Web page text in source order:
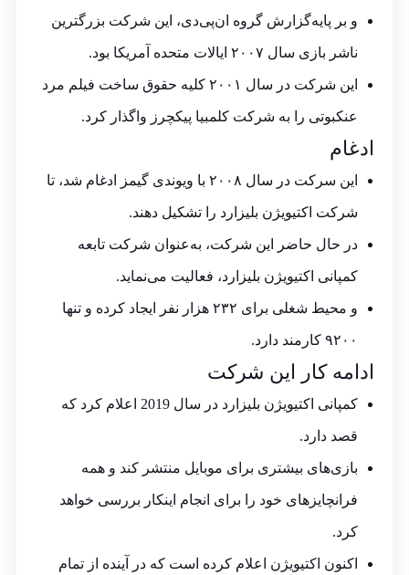
و بر پایه‌گزارش گروه ان‌پی‌دی، این شرکت بزرگترین
ناشر بازی سال ۲۰۰۷ ایالات متحده آمریکا بود.
این شرکت در سال ۲۰۰۱ کلیه حقوق ساخت فیلم مرد
عنکبوتی را به شرکت کلمبیا پیکچرز واگذار کرد.
ادغام
این سرکت در سال ۲۰۰۸ با ویوندی گیمز ادغام شد، تا
شرکت اکتیویژن بلیزارد را تشکیل دهند.
در حال حاضر این شرکت، به‌عنوان شرکت تابعه
کمپانی اکتیویژن بلیزارد، فعالیت می‌نماید.
و محیط شغلی برای ۲۳۲ هزار نفر ایجاد کرده و تنها
۹۲۰۰ کارمند دارد.
ادامه کار این شرکت
کمپانی اکتیویژن بلیزارد در سال 2019 اعلام کرد که
قصد دارد.
بازی‌های بیشتری برای موبایل منتشر کند و همه
فرانچایزهای خود را برای انجام اینکار بررسی خواهد
کرد.
اکنون اکتیویژن اعلام کرده است که در آینده از تمام